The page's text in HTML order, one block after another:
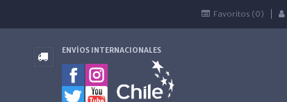
Favoritos (0)
ENVÍOS INTERNACIONALES